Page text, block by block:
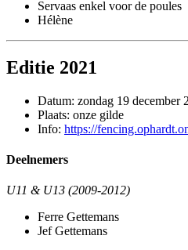
Servaas enkel voor de poules
Hélène
Editie 2021
Datum: zondag 19
Plaats: onze gilde
Info: https://
Deelnemers
U11 & U13 (2009-2012)
Ferre Gettemans
Jef Gettemans